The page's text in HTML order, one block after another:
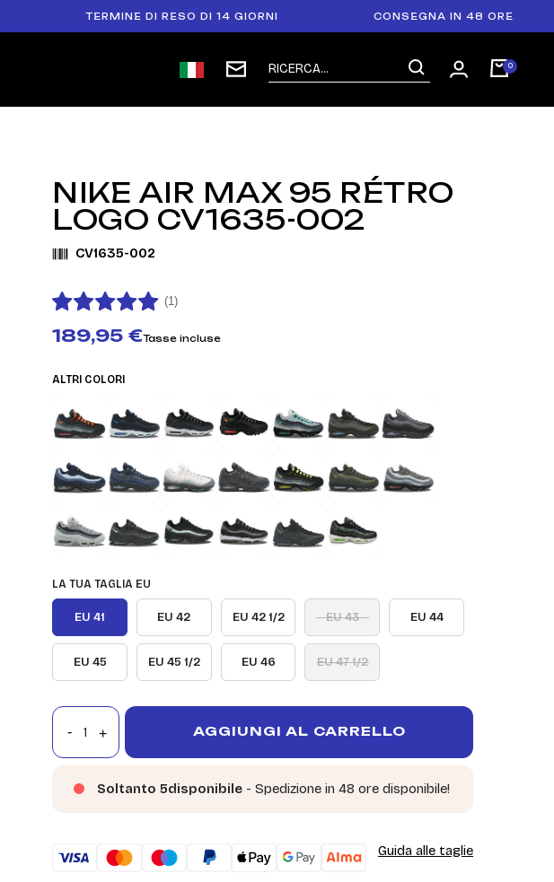
TERMINE DI RESO DI 14 GIORNI CONSEGNA IN 48 ORE
NIKE AIR MAX 95 RÉTRO
LOGO CV1635-002
CV1635-002
(1)
189,95 €Tasse incluse
ALTRI COLORI
LA TUA TAGLIA EU
EU 41 EU 42 EU 42 1/2 EU 43 EU 44
EU 45 EU 45 1/2 EU 46 EU 47 1/2
AGGIUNGI AL CARRELLO
Soltanto 5disponibile - Spedizione in 48 ore disponibile!
Guida alle taglie